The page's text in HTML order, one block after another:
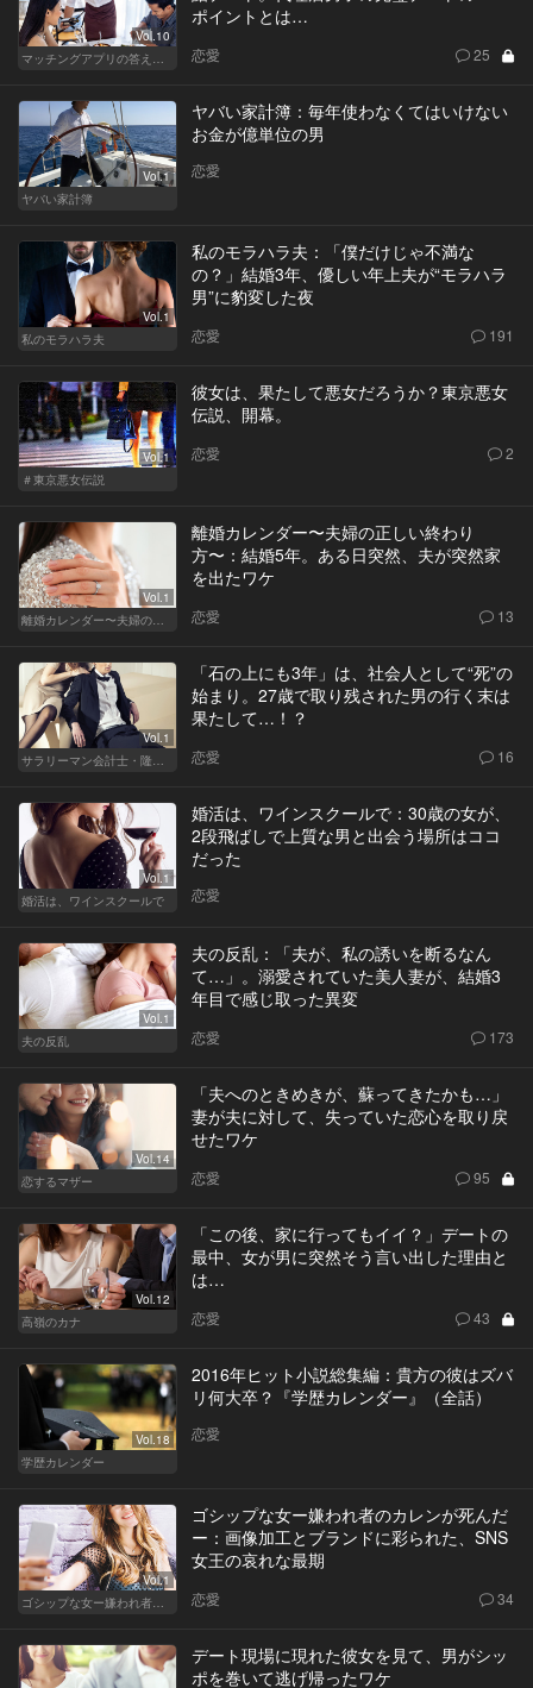
Vol.10
マッチングアプリの答えあわせ【Q】～SEASON2～
ポイントとは…
恋愛 25
Vol.1
ヤバい家計簿
ヤバい家計簿：毎年使わなくてはいけない
お金が億単位の男
恋愛
Vol.1
私のモラハラ夫
私のモラハラ夫：「僕だけじゃ不満な
の？」結婚3年、優しい年上夫が“モラハラ
男”に豹変した夜
恋愛 191
Vol.1
＃東京悪女伝説
彼女は、果たして悪女だろうか？東京悪女
伝説、開幕。
恋愛 2
Vol.1
離婚カレンダー〜夫婦の正しい終わり方〜
離婚カレンダー〜夫婦の正しい終わり
方〜：結婚5年。ある日突然、夫が突然家
を出たワケ
恋愛 13
Vol.1
サラリーマン会計士・隆一の迷い
「石の上にも3年」は、社会人として“死”の
始まり。27歳で取り残された男の行く末は
果たして…！？
恋愛 16
Vol.1
婚活は、ワインスクールで
婚活は、ワインスクールで：30歳の女が、
2段飛ばしで上質な男と出会う場所はココ
だった
恋愛
Vol.1
夫の反乱
夫の反乱：「夫が、私の誘いを断るなん
て…」。溺愛されていた美人妻が、結婚3
年目で感じ取った異変
恋愛 173
Vol.14
恋するマザー
「夫へのときめきが、蘇ってきたかも…」
妻が夫に対して、失っていた恋心を取り戻
せたワケ
恋愛 95
Vol.12
高嶺のカナ
「この後、家に行ってもイイ？」デートの
最中、女が男に突然そう言い出した理由と
は…
恋愛 43
Vol.18
学歴カレンダー
2016年ヒット小説総集編：貴方の彼はズバ
リ何大卒？『学歴カレンダー』（全話）
恋愛
Vol.1
ゴシップな女ー嫌われ者のカレンが死んだ
ー：画像加工とブランドに彩られた、SNS
女王の哀れな最期
恋愛 34
デート現場に現れた彼女を見て、男がシッ
ポを巻いて逃げ帰ったワケ